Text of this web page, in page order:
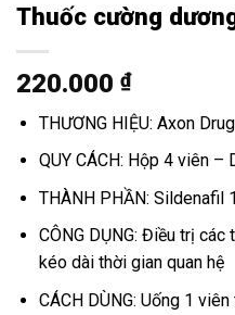
Thuốc cường
220.000 ₫
THƯƠNG HIỆU: Axon
QUY CÁCH: Hộp 4 viên –
THÀNH PHẦN: Sildenafil
CÔNG DỤNG: Điều trị
kéo dài thời gian quan hệ
CÁCH DÙNG: Uống 1